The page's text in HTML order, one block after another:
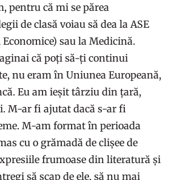
pentru că mi se părea
de clasă voiau să dea la ASE
sau la Medicină.
că poți să-ți continui
nu eram în Uniunea Europeană,
Eu am ieșit târziu din țară,
M-ar fi ajutat dacă s-ar fi
M-am format în perioada
cu o grămadă de clișee de
frumoase din literatură și
să scap de ele, să nu mai